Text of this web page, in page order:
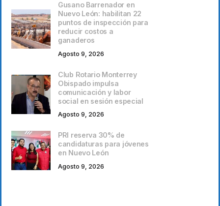
Gusano Barrenador en
Nuevo León: habilitan 22
puntos de inspección para
reducir costos a
ganaderos
Agosto 9, 2026
Club Rotario Monterrey
Obispado impulsa
comunicación y labor
social en sesión especial
Agosto 9, 2026
PRI reserva 30% de
candidaturas para jóvenes
en Nuevo León
Agosto 9, 2026